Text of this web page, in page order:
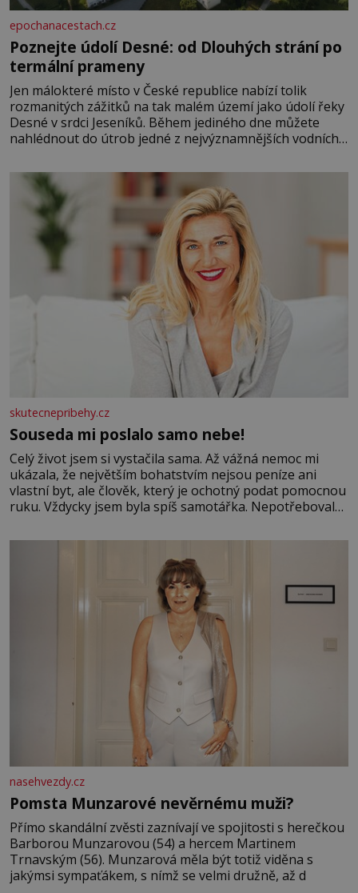
epochanacestach.cz
Poznejte údolí Desné: od Dlouhých strání po
termální prameny
Jen málokteré místo v České republice nabízí tolik
rozmanitých zážitků na tak malém území jako údolí řeky
Desné v srdci Jeseníků. Během jediného dne můžete
nahlédnout do útrob jedné z nejvýznamnějších vodních
se na koloběžce a den zakončit poznáváním památek ve
Velkých Losinách nebo v termálním
skutecnepribehy.cz
Souseda mi poslalo samo nebe!
Celý život jsem si vystačila sama. Až vážná nemoc mi
ukázala, že největším bohatstvím nejsou peníze ani
vlastní byt, ale člověk, který je ochotný podat pomocnou
ruku. Vždycky jsem byla spíš samotářka. Nepotřebovala
mi knihy, práce a hlavně klid. Hned po studiích jsem
nasehvezdy.cz
Pomsta Munzarové nevěrnému muži?
Přímo skandální zvěsti zaznívají ve spojitosti s herečkou
Barborou Munzarovou (54) a hercem Martinem
Trnavským (56). Munzarová měla být totiž viděna s
jakýmsi sympaťákem, s nímž se velmi družně, až d